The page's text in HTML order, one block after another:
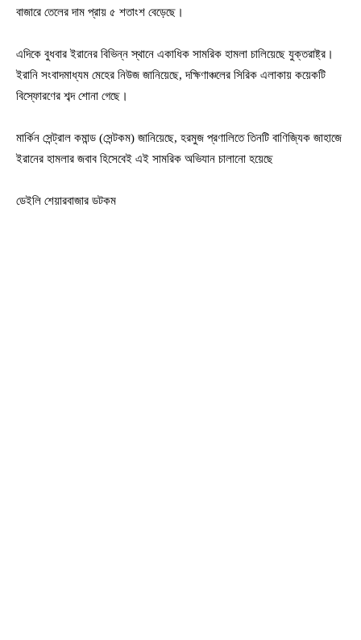
বাজারে তেলের দাম প্রায় ৫ শতাংশ বেড়েছে।
এদিকে বুধবার ইরানের বিভিন্ন স্থানে একাধিক সামরিক হামলা চালিয়েছে যুক্তরাষ্ট্র।
ইরানি সংবাদমাধ্যম মেহের নিউজ জানিয়েছে, দক্ষিণাঞ্চলের সিরিক এলাকায় কয়েকটি
বিস্ফোরণের শব্দ শোনা গেছে।
মার্কিন সেন্ট্রাল কমান্ড (সেন্টকম) জানিয়েছে, হরমুজ প্রণালিতে তিনটি বাণিজ্যিক জাহাজে
ইরানের হামলার জবাব হিসেবেই এই সামরিক অভিযান চালানো হয়েছে
ডেইলি শেয়ারবাজার ডটকম